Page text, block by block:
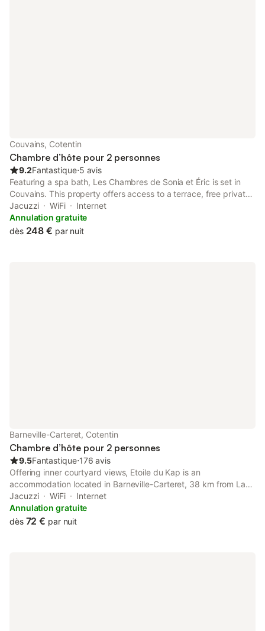
Couvains, Cotentin
Chambre d’hôte pour 2 personnes
9.2Fantastique⋅5 avis
Featuring a spa bath, Les Chambres de Sonia et Éric is set in
Couvains. This property offers access to a terrace, free private
parking and free WiFi. The property is non-smoking and is
located 9.4 km from Haras National.
Jacuzzi WiFi
Internet
Annulation gratuite
dès 248 € par nuit
Barneville-Carteret, Cotentin
Chambre d’hôte pour 2 personnes
9.5Fantastique⋅176 avis
Offering inner courtyard views, Etoile du Kap is an
accommodation located in Barneville-Carteret, 38 km from La
Cite de la Mer and 49 km from Tatihou Fort. The
accommodation features a sauna and a hot tub.
Jacuzzi WiFi
Internet
Annulation gratuite
dès 72 € par nuit